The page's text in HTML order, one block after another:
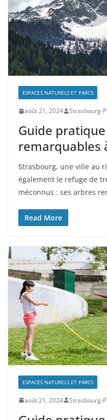
ESPACES NATURELS ET PARCS
août 21, 2024 Strasbourg-
Guide
remarquables
Strasbourg, une ville au
également le refuge de
méconnus : ses arbres
Read More
ESPACES NATURELS ET PARCS
août 21, 2024 Strasbourg-